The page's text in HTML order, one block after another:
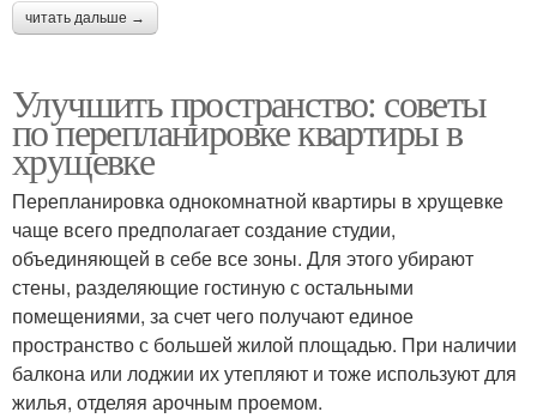
читать дальше →
Улучшить пространство: советы
по перепланировке квартиры в
хрущевке
Перепланировка однокомнатной квартиры в хрущевке
чаще всего предполагает создание студии,
объединяющей в себе все зоны. Для этого убирают
стены, разделяющие гостиную с остальными
помещениями, за счет чего получают единое
пространство с большей жилой площадью. При наличии
балкона или лоджии их утепляют и тоже используют для
жилья, отделяя арочным проемом.